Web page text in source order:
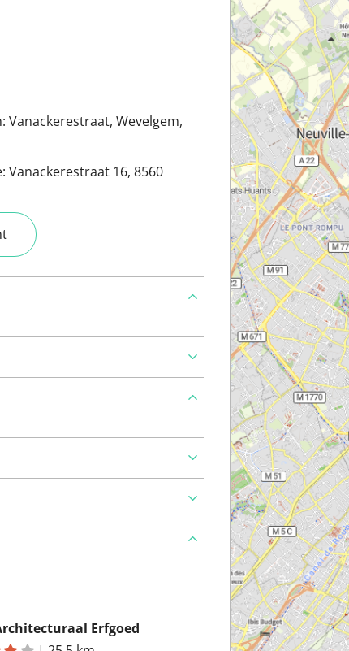
Vanackerestraat, Wevelgem,
Vanackerestraat 16, 8560
Erfgoed